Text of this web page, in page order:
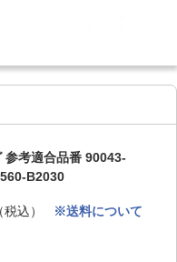
参考適合品番 90043-
B2030
（税込） ※送料について